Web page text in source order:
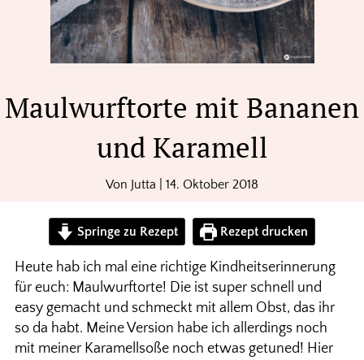
Maulwurftorte mit Bananen
und Karamell
Von Jutta 14. Oktober 2018
Springe zu Rezept Rezept drucken
Heute hab ich mal eine richtige Kindheitserinnerung
für euch: Maulwurftorte! Die ist super schnell und
easy gemacht und schmeckt mit allem Obst, das ihr
so da habt. Meine Version habe ich allerdings noch
mit meiner Karamellsoße noch etwas getuned! Hier